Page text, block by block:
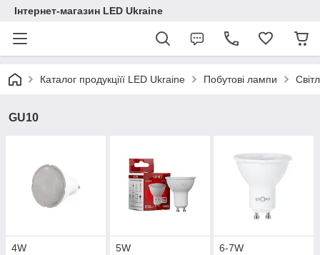
Інтернет-магазин LED Ukraine
Каталог продукціїї LED Ukraine Побутові лампи
GU10
4W 5W 6-7W